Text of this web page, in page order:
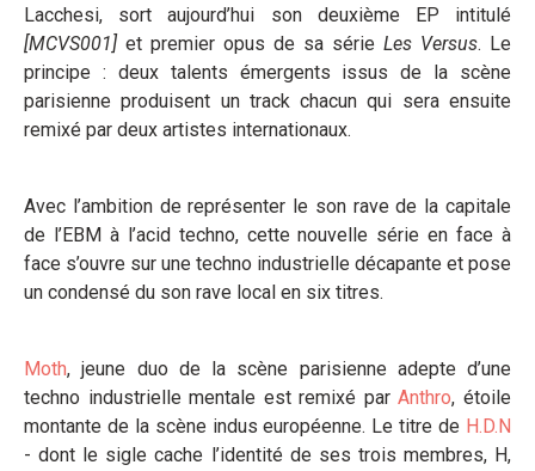
Lacchesi, sort aujourd’hui son deuxième EP intitulé
[MCVS001] et premier opus de sa série Les Versus. Le
principe : deux talents émergents issus de la scène
parisienne produisent un track chacun qui sera ensuite
remixé par deux artistes internationaux.
Avec l’ambition de représenter le son rave de la capitale
de l’EBM à l’acid techno, cette nouvelle série en face à
face s’ouvre sur une techno industrielle décapante et pose
un condensé du son rave local en six titres.
Moth, jeune duo de la scène parisienne adepte d’une
techno industrielle mentale est remixé parAnthro, étoile
montante de la scène indus européenne. Le titre de H.D.N
- dont le sigle cache l’identité de ses trois membres, H,